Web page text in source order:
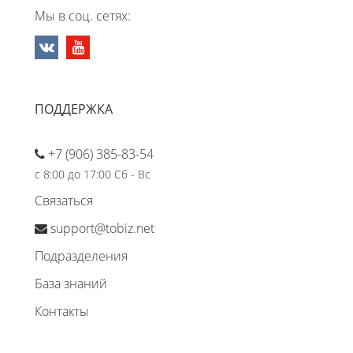
Мы в соц. сетях:
ПОДДЕРЖКА
+7 (906) 385-83-54
с 8:00 до 17:00 Сб - Вс
Связаться
support@tobiz.net
Подразделения
База знаний
Контакты